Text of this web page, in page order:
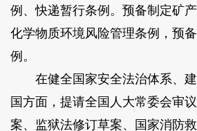
例、快递暂行条例。预备制定矿产
化学物质环境风险管理条例，预
例。
在健全国家安全法治体系、建
国方面，提请全国人大常委会审
案、监狱法修订草案、国家消防